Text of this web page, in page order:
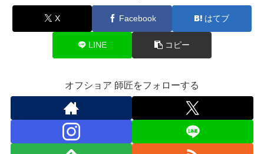
X Facebook はてブ
LINE コピー
オフショア 師匠をフォローする